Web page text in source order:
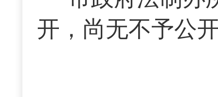
开，尚无不予公